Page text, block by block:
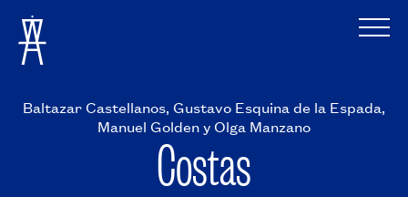
Baltazar Castellanos, Gustavo Esquina de la Espada,
Manuel Golden y Olga Manzano
Costas